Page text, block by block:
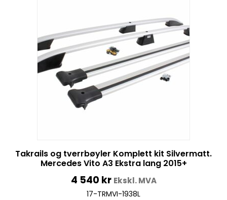
Takrails og tverrbøyler Komplett kit Silvermatt.
Mercedes Vito A3 Ekstra lang 2015+
4 540 kr Ekskl. MVA
17-TRMVI-1938L